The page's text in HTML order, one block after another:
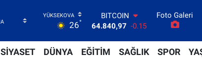
26°
DOLAR
47,7436
0.18
55,2510 0.32
STERLİN
Foto Galeri
SİYASET DÜNYA EĞİTİM SAĞLIK SPOR